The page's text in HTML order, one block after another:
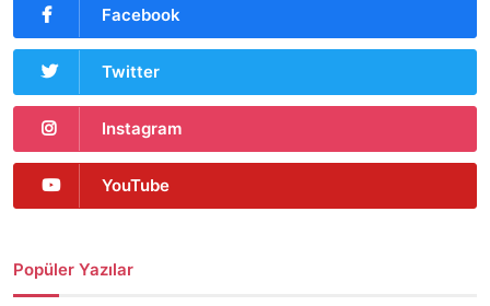
Facebook
Twitter
Instagram
YouTube
Popüler Yazılar